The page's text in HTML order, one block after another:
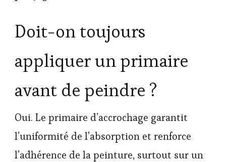
Doit-on toujours
appliquer un primaire
avant de peindre ?
Oui. Le primaire d’accrochage garantit
l’uniformité de l’absorption et renforce
l’adhérence de la peinture, surtout sur un